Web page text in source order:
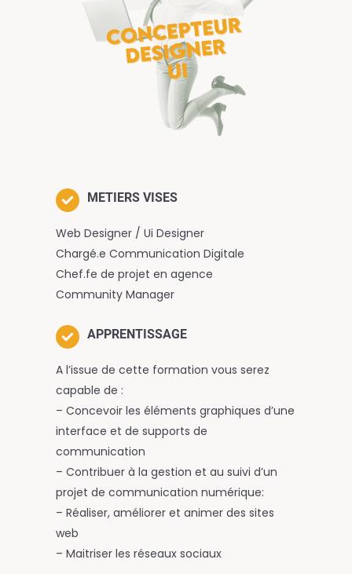
METIERS VISES
Web Designer / Ui Designer
Chargé.e Communication Digitale
Chef.fe de projet en agence
Community Manager
APPRENTISSAGE
A l’issue de cette formation vous serez
capable de :
– Concevoir les éléments graphiques d’une
interface et de supports de
communication
– Contribuer à la gestion et au suivi d’un
projet de communication numérique:
– Réaliser, améliorer et animer des sites
web
– Maitriser les réseaux sociaux